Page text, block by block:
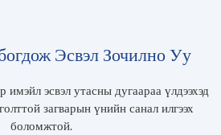
Эсвэл Зочилно Уу
эсвэл утасны дугаараа үлдээхэд
загварын үнийн санал илгээх
боломжтой.